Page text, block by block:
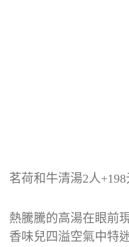
熱騰騰的高湯在眼前